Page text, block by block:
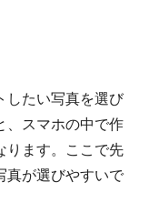
したい写真を選び
、スマホの中で作
ります。ここで先
真が選びやすいで